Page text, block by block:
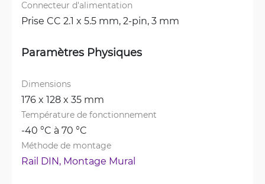
Connecteur d'alimentation
Prise CC 2.1 x 5.5 mm, 2-pin, 3 mm
Paramètres Physiques
Dimensions
176 x 128 x 35 mm
Température de fonctionnement
-40 °C à 70 °C
Méthode de montage
Rail DIN, Montage Mural